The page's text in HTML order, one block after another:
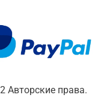
Авторские права.